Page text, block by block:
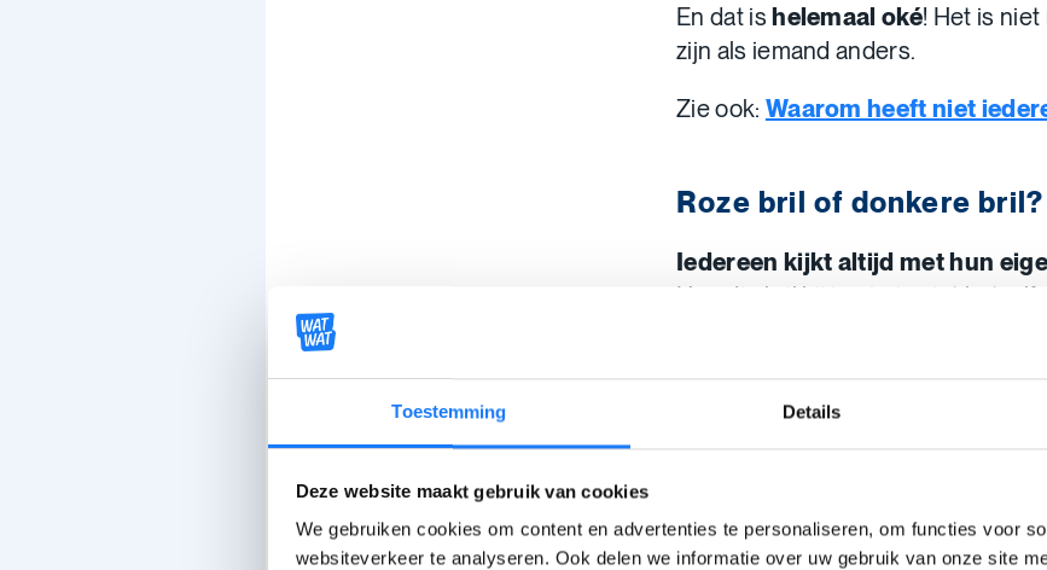
Toestemming Details
Deze website maakt gebruik van cookies
We gebruiken cookies om content en advertenties te personaliseren, om functies voor
websiteverkeer te analyseren. Ook delen we informatie over uw gebruik van onze site
En dat ishelemaal oké! Het is
zijn als iemand anders.
Zie ook: Waarom heeft niet
Roze bril of donkere bril?
Iedereen kijkt altijd met hun
Hoe die bril bij jou is, is niet
Dat kan eenroze brilzijn,
positiefziet en veel
Maar die bril kan ookdonker
zitten.